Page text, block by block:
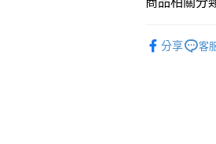
【注意事項】
１．透過由恩
7-11取貨付款
Hug分享 客